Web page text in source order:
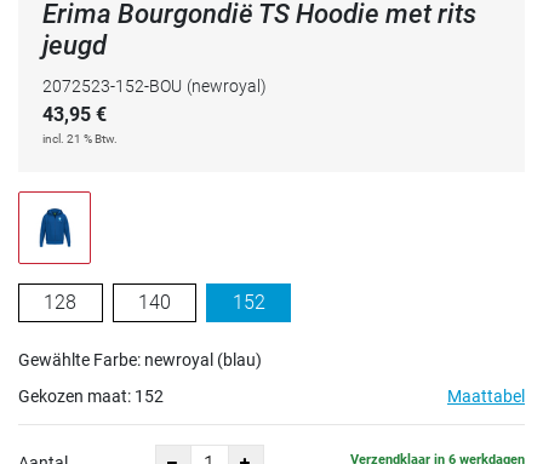
Erima Bourgondië TS Hoodie met rits
jeugd
2072523-152-BOU (newroyal)
43,95 €
incl. 21 % Btw.
128 140 152
Gewählte Farbe: newroyal (blau)
Gekozen maat: 152 Maattabel
Verzendklaar in 6 werkdagen